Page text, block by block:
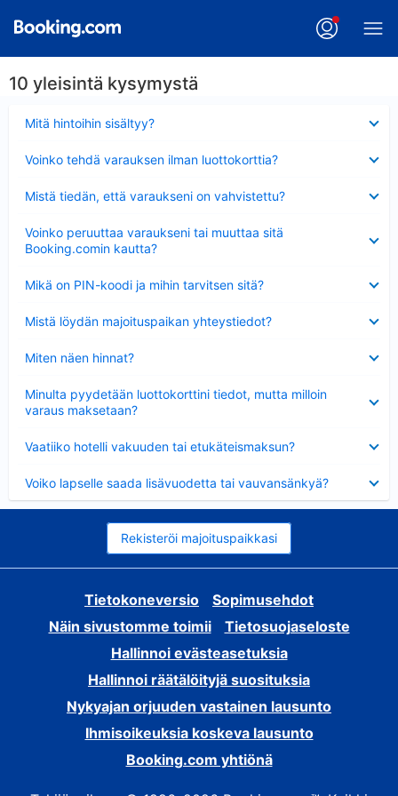
10 yleisintä kysymystä
Mitä hintoihin sisältyy?
Voinko tehdä varauksen ilman luottokorttia?
Mistä tiedän, että varaukseni on vahvistettu?
Voinko peruuttaa varaukseni tai muuttaa sitä
Booking.comin kautta?
Mikä on PIN-koodi ja mihin tarvitsen sitä?
Mistä löydän majoituspaikan yhteystiedot?
Miten näen hinnat?
Minulta pyydetään luottokorttini tiedot, mutta milloin
varaus maksetaan?
Vaatiiko hotelli vakuuden tai etukäteismaksun?
Voiko lapselle saada lisävuodetta tai vauvansänkyä?
Rekisteröi majoituspaikkasi
Tietokoneversio
Sopimusehdot
Näin sivustomme toimii
Tietosuojaseloste
Hallinnoi evästeasetuksia
Hallinnoi räätälöityjä suosituksia
Nykyajan orjuuden vastainen lausunto
Ihmisoikeuksia koskeva lausunto
Booking.com yhtiönä